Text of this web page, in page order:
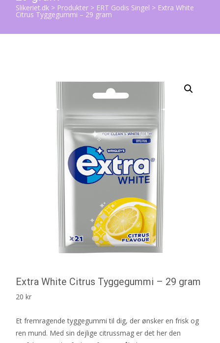
Slikeriet.dk > Produkter > ERT Godis Singel > Extra White
Citrus Tyggegummi – 29 gram
Extra White Citrus Tyggegummi – 29 gram
20 kr
Et fremragende tyggegummi til dig, der ønsker en frisk og
ren mund. Med sin dejlige citrussmag er det her den